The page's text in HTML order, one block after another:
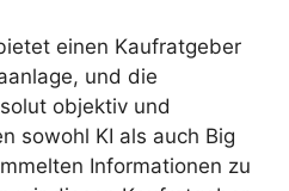
einen Kaufratgeber
und die
objektiv und
sowohl KI als auch Big
Informationen zu